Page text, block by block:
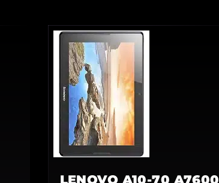
LENOVO A10-70 A7600